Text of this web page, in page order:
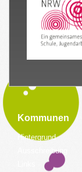
Kommunen
Hintergrund
Ausschreibung